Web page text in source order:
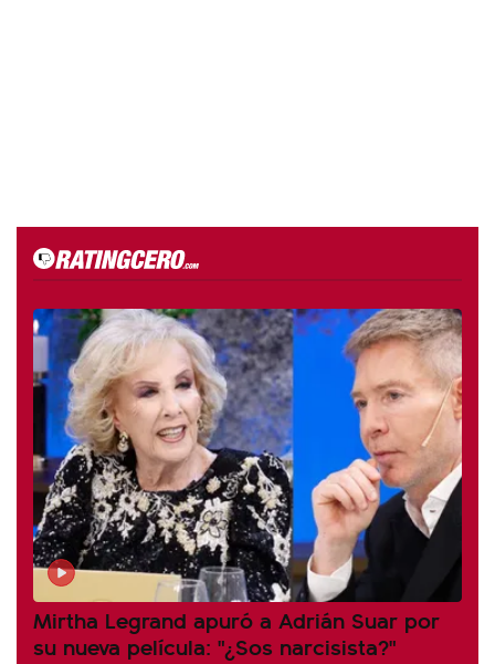
Mirtha Legrand apuró a Adrián Suar por
su nueva película: "¿Sos narcisista?"